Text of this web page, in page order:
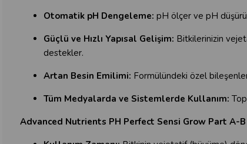
Otomatik pH Dengeleme: pH ölçer ve pH
Güçlü ve Hızlı Yapısal Gelişim: Bitkilerinizin
destekler.
Artan Besin Emilimi: Formülündeki özel
Tüm Medyalarda ve Sistemlerde Kullanım:
Advanced Nutrients PH Perfect Sensi Grow Part A-